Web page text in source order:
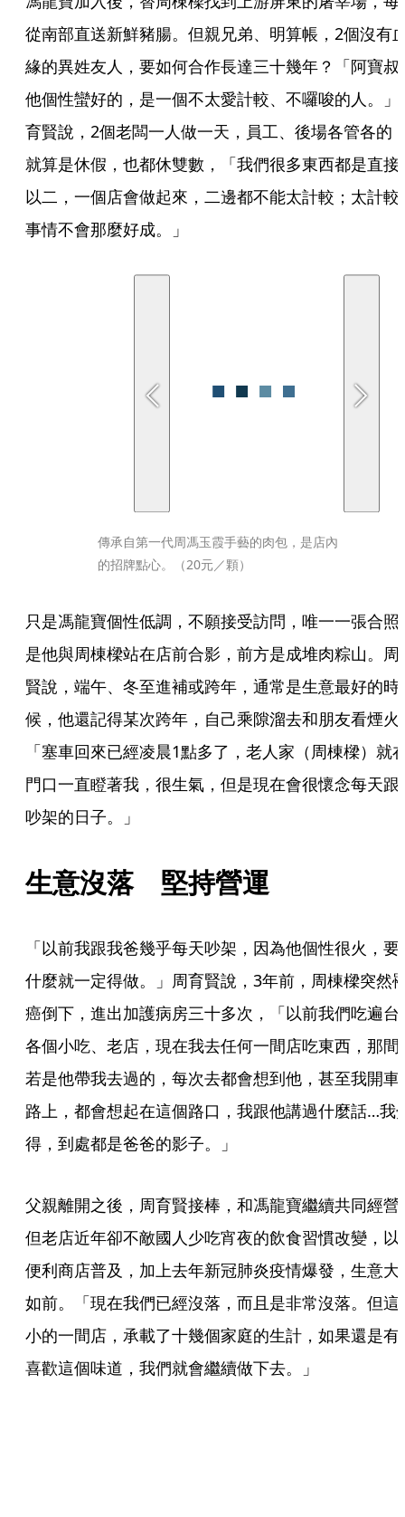
從南部直送新鮮豬腸。但親兄弟、明算帳，2個沒有
緣的異姓友人，要如何合作長達三十幾年？「阿寶叔
他個性蠻好的，是一個不太愛計較、不囉唆的人。」
育賢說，2個老闆一人做一天，員工、後場各管各的
就算是休假，也都休雙數，「我們很多東西都是直接
以二，一個店會做起來，二邊都不能太計較；太計較
事情不會那麼好成。」
傳承自第一代周馮玉霞手藝的肉包，是店內
的招牌點心。（20元／顆）
只是馮龍寶個性低調，不願接受訪問，唯一一張合照
是他與周棟樑站在店前合影，前方是成堆肉粽山。周
賢說，端午、冬至進補或跨年，通常是生意最好的時
候，他還記得某次跨年，自己乘隙溜去和朋友看煙火
「塞車回來已經凌晨1點多了，老人家（周棟樑）就
門口一直瞪著我，很生氣，但是現在會很懷念每天跟
吵架的日子。」
生意沒落　堅持營運
「以前我跟我爸幾乎每天吵架，因為他個性很火，要
什麼就一定得做。」周育賢說，3年前，周棟樑突然
癌倒下，進出加護病房三十多次，「以前我們吃遍台
各個小吃、老店，現在我去任何一間店吃東西，那間
若是他帶我去過的，每次去都會想到他，甚至我開車
路上，都會想起在這個路口，我跟他講過什麼話…我
得，到處都是爸爸的影子。」
父親離開之後，周育賢接棒，和馮龍寶繼續共同經營
但老店近年卻不敵國人少吃宵夜的飲食習慣改變，以
便利商店普及，加上去年新冠肺炎疫情爆發，生意大
如前。「現在我們已經沒落，而且是非常沒落。但這
小的一間店，承載了十幾個家庭的生計，如果還是有
喜歡這個味道，我們就會繼續做下去。」